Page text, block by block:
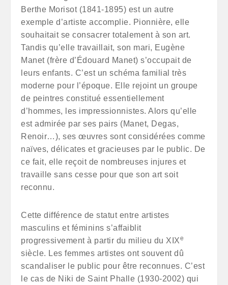
Berthe Morisot (1841-1895) est un autre
exemple d’artiste accomplie. Pionnière, elle
souhaitait se consacrer totalement à son art.
Tandis qu’elle travaillait, son mari, Eugène
Manet (frère d’Édouard Manet) s’occupait de
leurs enfants. C’est un schéma familial très
moderne pour l’époque. Elle rejoint un groupe
de peintres constitué essentiellement
d’hommes, les impressionnistes. Alors qu’elle
est admirée par ses pairs (Manet, Degas,
Renoir…), ses œuvres sont considérées comme
naïves, délicates et gracieuses par le public. De
ce fait, elle reçoit de nombreuses injures et
travaille sans cesse pour que son art soit
reconnu.
Cette différence de statut entre artistes
masculins et féminins s’affaiblit
progressivement à partir du milieu du XIXe
siècle. Les femmes artistes ont souvent dû
scandaliser le public pour être reconnues. C’est
le cas de Niki de Saint Phalle (1930-2002) qui